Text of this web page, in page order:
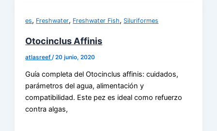
es, Freshwater, Freshwater Fish, Siluriformes
Otocinclus Affinis
atlasreef/20 junio, 2020
Guía completa del Otocinclus affinis: cuidados,
parámetros del agua, alimentación y
compatibilidad. Este pez es ideal como refuerzo
contra algas,